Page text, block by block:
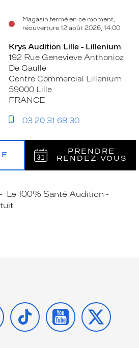
Magasin fermé en ce moment,
réouverture 12 août 2026, 14:00
Krys Audition Lille - Lillenium
192 Rue Genevieve Anthonioz
De Gaulle
Centre Commercial Lillenium
59000 Lille
FRANCE
03 20 31 68 30
PRENDRE
RENDEZ‑VOUS
Le 100% Santé Audition
TIKTOK YOUTUBE
X